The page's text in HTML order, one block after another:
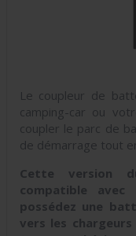
Le coupleur de
camping-car ou
coupler le parc de
de démarrage tout
Cette version
compatible
possédez une
vers les